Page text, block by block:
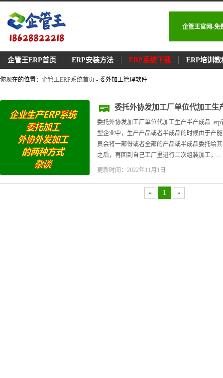
企管王官网-免
企管王ERP首页 ERP安装方法 ERP系统下载 ERP培训教
你现在的位置： 企管王ERP系统首页 - 委外加工管理软件
委托外协发加工厂单位代加工生
载
委托外协发加工厂单位代加工生产半产成品
型企业中，生产产品或者半成品的时候由于产
员会将一部份或者全部的产品或半成品委托给
之后，再回到自己工厂里进行二次组装加工，...
更新时间：2022年11月1日
« 1 »